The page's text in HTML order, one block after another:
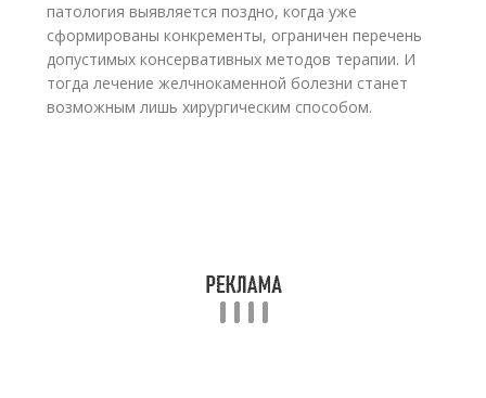
патология выявляется поздно, когда уже
сформированы конкременты, ограничен перечень
допустимых консервативных методов терапии. И
тогда лечение желчнокаменной болезни станет
возможным лишь хирургическим способом.